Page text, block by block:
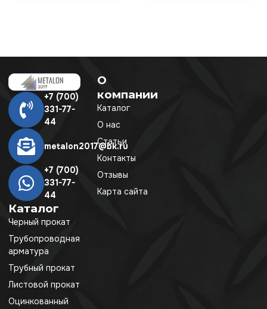
+7 (700)
331-77-
44
metalon2017@bk.ru
+7 (700)
331-77-
44
Каталог
Черный прокат
Трубопроводная
арматура
Трубный прокат
Листовой прокат
Оцинкованный
О
компании
Каталог
О нас
Статьи
Контакты
Отзывы
Карта сайта